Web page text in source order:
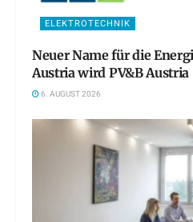
ELEKTROTECHNIK
Neuer Name für die
Austria wird PV&B Austria
6. AUGUST 2026